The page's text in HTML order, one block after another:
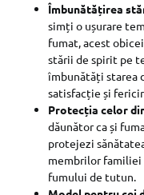
Îmbunătățirea
simți o ușurare
fumat, acest
stării de spirit pe
îmbunătăți starea
satisfacție și
Protecția celor
dăunător ca și
protejezi
membrilor familiei
fumului de tutun.